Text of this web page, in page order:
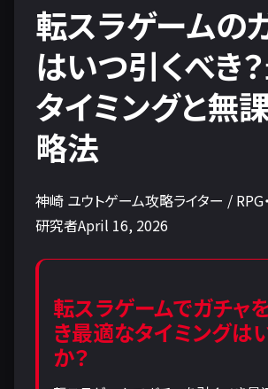
転スラゲームの
はいつ引くべき
タイミングと無
略法
神崎 ユウトゲーム攻略ライター / RPG
研究者April 16, 2026
転スラゲームでガチャ
き最適なタイミングは
か？